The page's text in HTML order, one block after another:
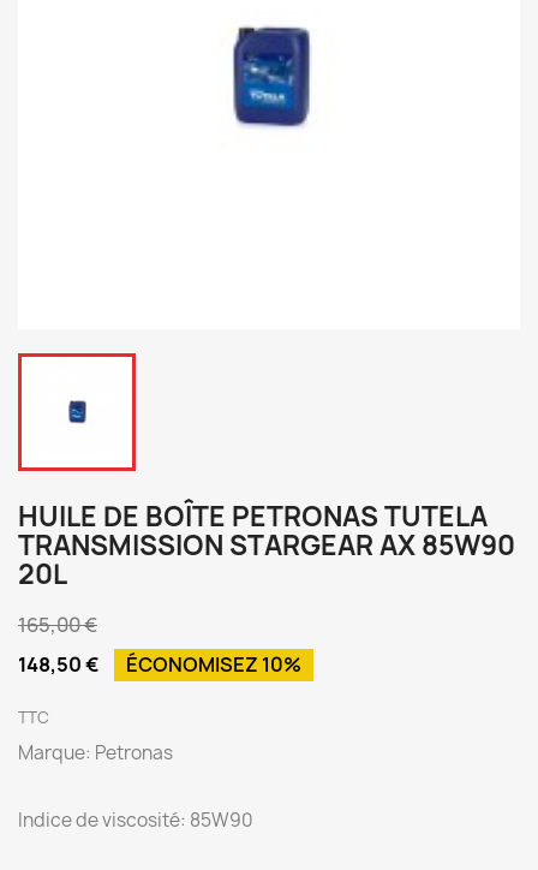
HUILE DE BOÎTE PETRONAS TUTELA
TRANSMISSION STARGEAR AX 85W90
20L
165,00 €
148,50 €
ÉCONOMISEZ 10%
TTC
Marque: Petronas
Indice de viscosité: 85W90